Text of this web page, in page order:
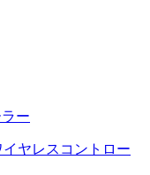
ー
ヤレスコントロー